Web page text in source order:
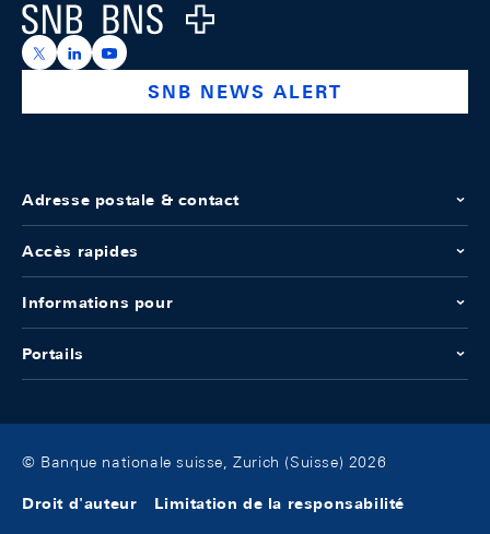
Logo
https://x.com/snb_bns
https://ch.linkedin.com/company/swiss-national-
https://www.youtube.com/@swissnationalbank
SNB NEWS ALERT
Adresse postale & contact
Accès rapides
Informations pour
Portails
© Banque nationale suisse, Zurich (Suisse) 2026
Droit d'auteur Limitation de la responsabilité